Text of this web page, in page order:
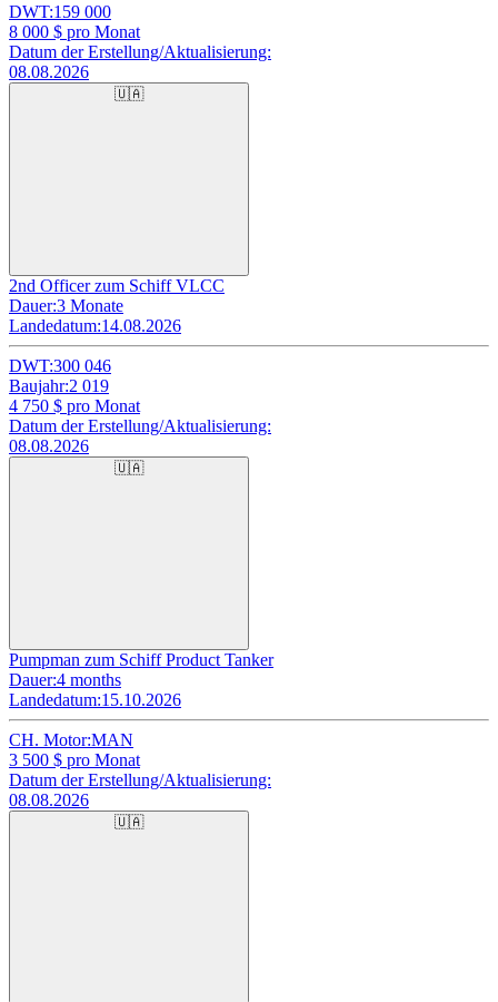
DWT:159 000
8 000 $ pro Monat
Datum der Erstellung/Aktualisierung:
08.08.2026
🇺🇦
2nd Officer zum Schiff VLCC
Dauer:3 Monate
Landedatum:14.08.2026
DWT:300 046
Baujahr:2 019
4 750 $ pro Monat
Datum der Erstellung/Aktualisierung:
08.08.2026
🇺🇦
Pumpman zum Schiff Product Tanker
Dauer:4 months
Landedatum:15.10.2026
CH. Motor:MAN
3 500 $ pro Monat
Datum der Erstellung/Aktualisierung:
08.08.2026
🇺🇦